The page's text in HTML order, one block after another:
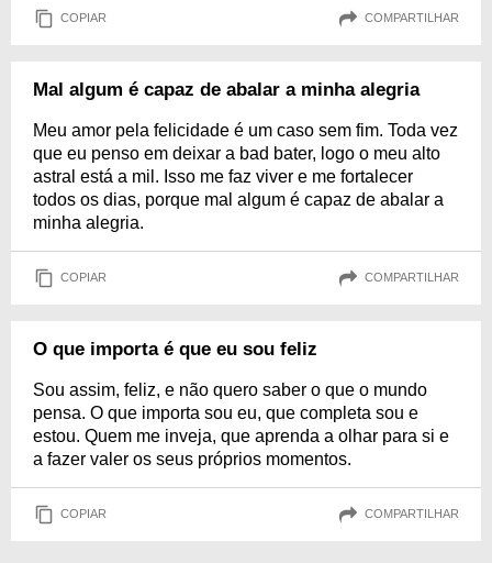
COPIAR COMPARTILHAR
Mal algum é capaz de abalar a minha alegria
Meu amor pela felicidade é um caso sem fim. Toda vez
que eu penso em deixar a bad bater, logo o meu alto
astral está a mil. Isso me faz viver e me fortalecer
todos os dias, porque mal algum é capaz de abalar a
minha alegria.
COPIAR COMPARTILHAR
O que importa é que eu sou feliz
Sou assim, feliz, e não quero saber o que o mundo
pensa. O que importa sou eu, que completa sou e
estou. Quem me inveja, que aprenda a olhar para si e
a fazer valer os seus próprios momentos.
COPIAR COMPARTILHAR